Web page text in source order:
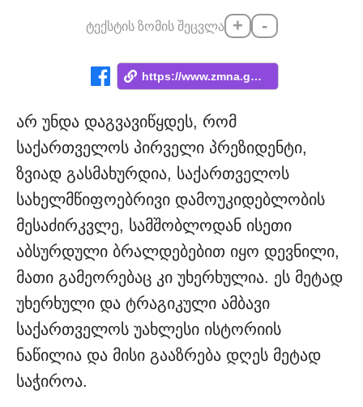
ტექსტის ზომის შეცვლა + -
https://www.zmna.ge/news/chemi-khalkhist...
არ უნდა დაგვავიწყდეს, რომ
საქართველოს პირველი პრეზიდენტი,
ზვიად გასმახურდია, საქართველოს
სახელმწიფოებრივი დამოუკიდებლობის
მესაძირკვლე, სამშობლოდან ისეთი
აბსურდული ბრალდებებით იყო დევნილი,
მათი გამეორებაც კი უხერხულია. ეს მეტად
უხერხული და ტრაგიკული ამბავი
საქართველოს უახლესი ისტორიის
ნაწილია და მისი გააზრება დღეს მეტად
საჭიროა.